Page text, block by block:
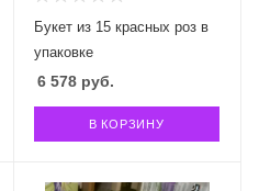
Букет из 15 красных роз в
упаковке
6 578руб.
В КОРЗИНУ